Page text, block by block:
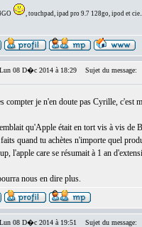
, touchpad, ipad pro 9.7 128go, ipod et
08 D�c 2014 à 18:29 Sujet du message:
compter je n'en doute pas Cyrille, c'est
qu'Apple était en tort vis à vis de
quand tu achètes n'importe quel
l'apple care se résumait à 1 an
nous en dire plus.
08 D�c 2014 à 19:51 Sujet du message: